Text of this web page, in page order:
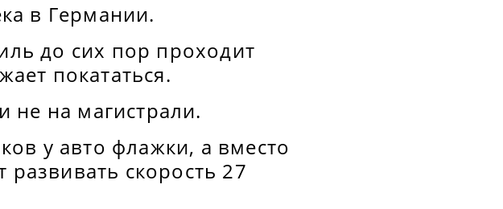
в Германии.
до сих пор проходит
покататься.
не на магистрали.
у авто флажки, а вместо
скорость 27